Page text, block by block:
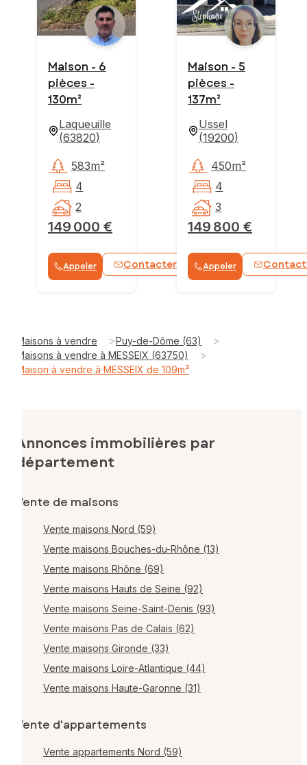
Maison - 6
pièces -
130m²
Laqueuille
(63820)
149 000 €
583m²
4
2
Appeler Contacter WhatsApp
Maison - 5
pièces -
137m²
Ussel
(19200)
149 800 €
450m²
4
3
Appeler
Maisons à vendre >Puy-de-Dôme (63) >
Maisons à vendre à MESSEIX (63750) >
Maison à vendre à MESSEIX de 109m²
Annonces immobilières par
département
Vente de maisons
Vente maisons Nord (59)
Vente maisons Bouches-du-Rhône (13)
Vente maisons Rhône (69)
Vente maisons Hauts de Seine (92)
Vente maisons Seine-Saint-Denis (93)
Vente maisons Pas de Calais (62)
Vente maisons Gironde (33)
Vente maisons Loire-Atlantique (44)
Vente maisons Haute-Garonne (31)
Vente d'appartements
Vente appartements Nord (59)